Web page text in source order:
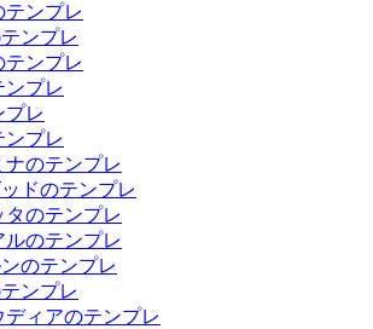
テンプレ
ンプレ
テンプレ
ンプレ
プレ
ンプレ
ナのテンプレ
ドのテンプレ
タのテンプレ
ルのテンプレ
のテンプレ
ンプレ
ディアのテンプレ